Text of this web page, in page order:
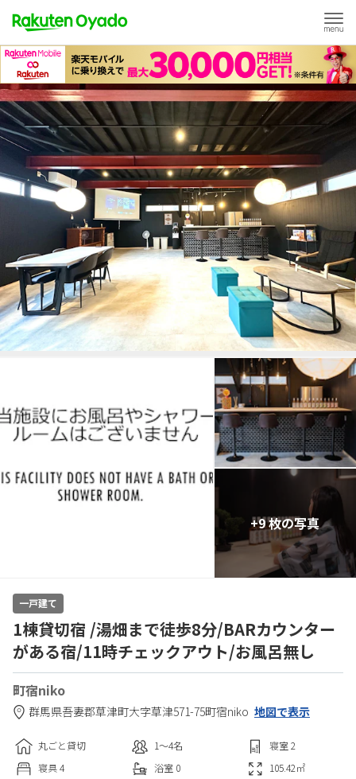
+9 枚の写真
一戸建て
1棟貸切宿 /湯畑まで徒歩8分/BARカウンター
がある宿/11時チェックアウト/お風呂無し
町宿niko
群馬県吾妻郡草津町大字草津571-75町宿niko 地図で表示
丸ごと貸切 1〜4名 寝室 2
寝具4 浴室 0 105.42㎡